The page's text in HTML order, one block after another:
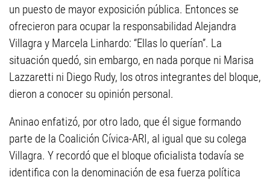
un puesto de mayor exposición pública. Entonces se
ofrecieron para ocupar la responsabilidad Alejandra
Villagra y Marcela Linhardo: “Ellas lo querían”. La
situación quedó, sin embargo, en nada porque ni Marisa
Lazzaretti ni Diego Rudy, los otros integrantes del bloque,
dieron a conocer su opinión personal.
Aninao enfatizó, por otro lado, que él sigue formando
parte de la Coalición Cívica-ARI, al igual que su colega
Villagra. Y recordó que el bloque oficialista todavía se
identifica con la denominación de esa fuerza política